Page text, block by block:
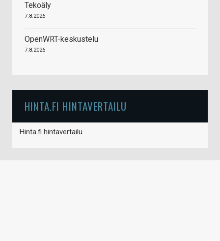
Tekoäly
7.8.2026
OpenWRT-keskustelu
7.8.2026
HINTA.FI HINTAVERTAILU
Hinta.fi hintavertailu